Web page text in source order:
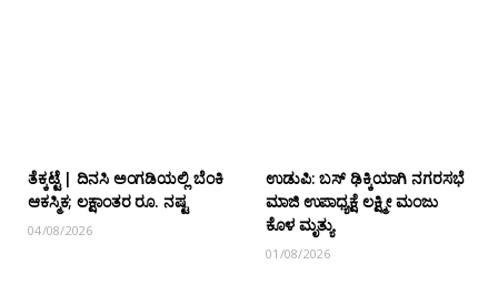
ತೆಕ್ಕಟ್ಟೆ | ದಿನಸಿ ಅಂಗಡಿಯಲ್ಲಿ ಬೆಂಕಿ
ಆಕಸ್ಮಿಕ; ಲಕ್ಷಾಂತರ ರೂ. ನಷ್ಟ
04/08/2026
ಉಡುಪಿ: ಬಸ್ ಢಿಕ್ಕಿಯಾಗಿ ನಗರಸಭೆ
ಮಾಜಿ ಉಪಾಧ್ಯಕ್ಷೆ ಲಕ್ಷ್ಮೀ ಮಂಜು
ಕೊಳ ಮೃತ್ಯು
01/08/2026